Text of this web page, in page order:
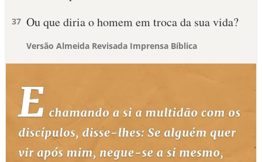
37 Ou que diria o homem em troca da sua vida?
Versão Almeida Revisada Imprensa Bíblica